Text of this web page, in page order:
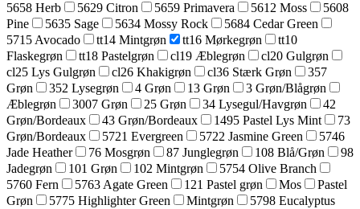
5658 Herb
5629 Citron 5659 Primavera 5612 Moss
5608
Pine
5635 Sage 5634 Mossy Rock
5684 Cedar Green
5715 Avocado
tt14 Mintgrøn tt16 Mørkegrøn
tt10
Flaskegrøn
tt18 Pastelgrøn cl19 Æblegrøn
cl20 Gulgrøn
cl25 Lys Gulgrøn
cl26 Khakigrøn cl36 Stærk Grøn
357
Grøn
352 Lysegrøn 4 Grøn 13 Grøn
3 Grøn/Blågrøn
Æblegrøn
3007 Grøn 25 Grøn 34 Lysegul/Havgrøn
42
Grøn/Bordeaux
43 Grøn/Bordeaux 1495 Pastel Lys Mint
73
Grøn/Bordeaux
5721 Evergreen 5722 Jasmine Green
5746
Jade Heather
76 Mosgrøn 87 Junglegrøn 108 Blå/Grøn
98
Jadegrøn
101 Grøn 102 Mintgrøn
5754 Olive Branch
5760 Fern
5763 Agate Green 121 Pastel grøn Mos
Pastel
Grøn
5775 Highlighter Green Mintgrøn
5798 Eucalyptus